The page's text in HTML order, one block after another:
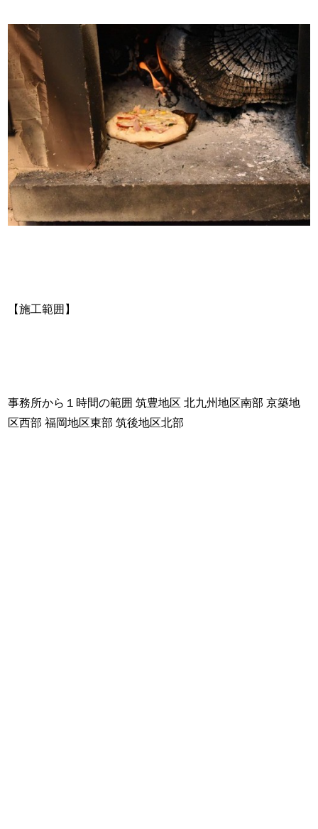
【施工範囲】
事務所から１時間の範囲 筑豊地区 北九州地区南部 京築地
区西部 福岡地区東部 筑後地区北部